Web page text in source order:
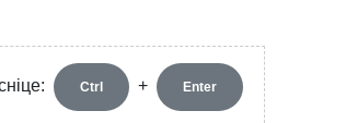
Ctrl + Enter